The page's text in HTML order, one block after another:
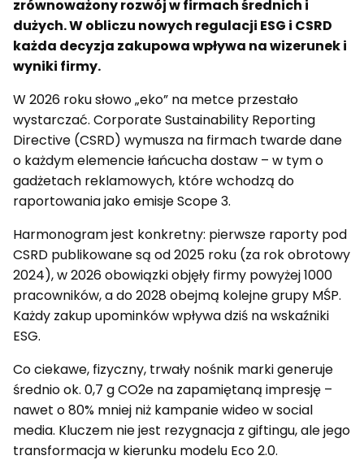
zrównoważony rozwój w firmach średnich i
dużych. W obliczu nowych regulacji ESG i CSRD
każda decyzja zakupowa wpływa na wizerunek i
wyniki firmy.
W 2026 roku słowo „eko” na metce przestało
wystarczać. Corporate Sustainability Reporting
Directive (CSRD) wymusza na firmach twarde dane
o każdym elemencie łańcucha dostaw – w tym o
gadżetach reklamowych, które wchodzą do
raportowania jako emisje Scope 3.
Harmonogram jest konkretny: pierwsze raporty pod
CSRD publikowane są od 2025 roku (za rok obrotowy
2024), w 2026 obowiązki objęły firmy powyżej 1000
pracowników, a do 2028 obejmą kolejne grupy MŚP.
Każdy zakup upominków wpływa dziś na wskaźniki
ESG.
Co ciekawe, fizyczny, trwały nośnik marki generuje
średnio ok. 0,7 g CO2e na zapamiętaną impresję –
nawet o 80% mniej niż kampanie wideo w social
media. Kluczem nie jest rezygnacja z giftingu, ale jego
transformacja w kierunku modelu Eco 2.0.